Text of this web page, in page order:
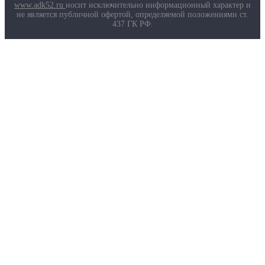
Маркировка противогазов
Основные ТР ТС, ГОСТ и ТУ
www.adk52.ru носит исключительно информационный характер и
не является публичной офертой, определяемой положениями ст.
437 ГК РФ.